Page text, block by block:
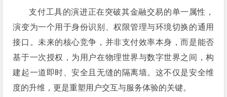
支付工具的演进正在突破其金融交易的单一属性，
演变为一个用于身份识别、权限管理与环境切换的通用
接口。未来的核心竞争，并非支付效率本身，而是能否
基于一次授权，为用户在物理世界与数字世界之间，构
建起一道即时、安全且无缝的隔离墙。这不仅是安全维
度的升维，更是重塑用户交互与服务体验的关键。